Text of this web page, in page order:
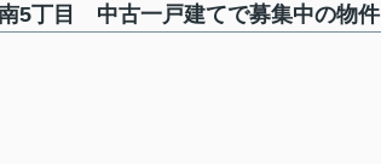
5丁目 中古一戸建てで募集中の物件